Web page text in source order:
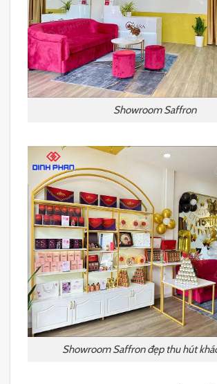
Showroom Saffron
Showroom Saffron đẹp thu hút